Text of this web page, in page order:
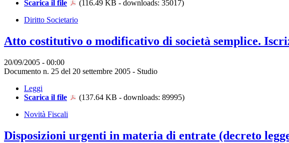
Scarica il file
(116.49 KB - downloads: 35017)
Diritto Societario
Atto costitutivo o modificativo di società semplice.
20/09/2005 - 00:00
Documento n. 25 del 20 settembre 2005 - Studio
Leggi
Scarica il file
(137.64 KB - downloads: 89995)
Novità Fiscali
Disposizioni urgenti in materia di entrate (decreto